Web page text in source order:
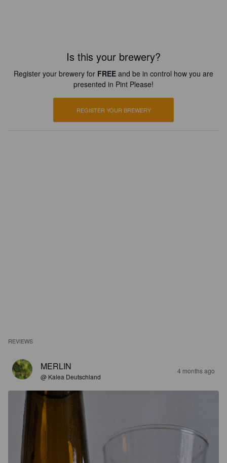
Is this your brewery?
Register your brewery for FREE and be in control how you are
presented in Pint Please!
REGISTER YOUR BREWERY
REVIEWS
MERLIN
@ Kalea Deutschland
4 months ago